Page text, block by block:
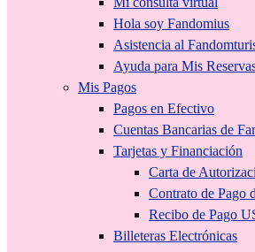
Hola soy Fandomius
Asistencia al
Ayuda para Mis
Mis Pagos
Pagos en Efectivo
Cuentas Bancarias de
Tarjetas y Financiación
Carta de
Contrato de Pago
Recibo de Pago
Billeteras Electrónicas